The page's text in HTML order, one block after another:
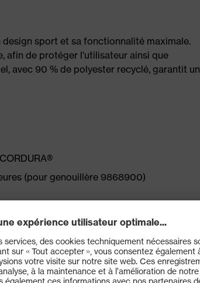
sport et sa fonctionnalité maximale.
afin de protéger l'utilisateur ainsi que
avec 90 % de polyester recyclé, garantit un
(pour genouillère 9868900)